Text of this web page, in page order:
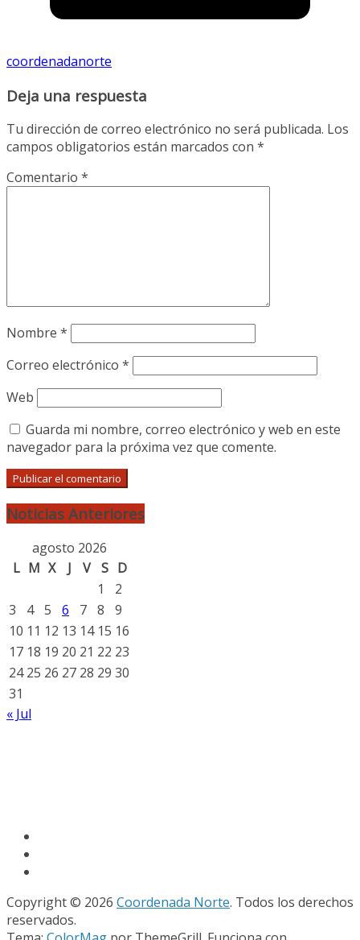
coordenadanorte
Deja una respuesta
Tu dirección de correo electrónico no será publicada. Los
campos obligatorios están marcados con *
Comentario *
Nombre *
Correo electrónico *
Web
Guarda mi nombre, correo electrónico y web en este
navegador para la próxima vez que comente.
Noticias Anteriores
agosto 2026
L M X J V S D
1
2
3
4 5 6 7 8
9
10 11 12 13 14 15 16
17 18 19 20 21 22 23
24 25 26 27 28 29 30
31
« Jul
Copyright © 2026 Coordenada Norte. Todos los derechos
reservados.